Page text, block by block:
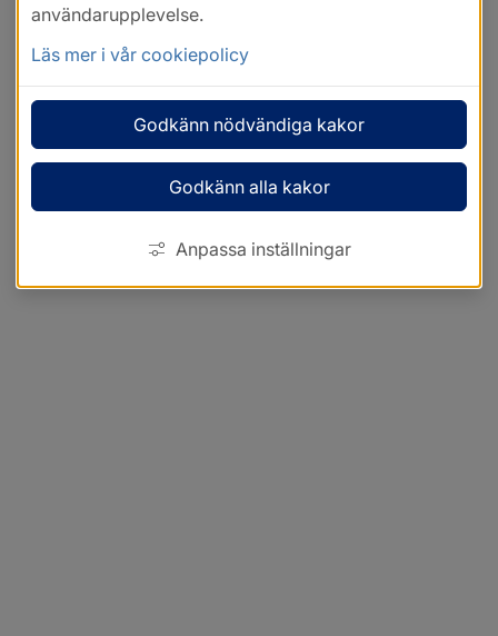
användarupplevelse.
Läs mer i vår cookiepolicy
Godkänn nödvändiga kakor
Godkänn alla kakor
Anpassa inställningar